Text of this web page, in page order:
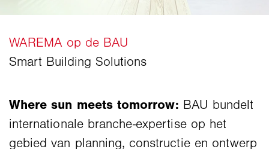
Where sun meets tomorrow: BAU bundelt
internationale branche-expertise op het
gebied van planning, constructie en ontwerp